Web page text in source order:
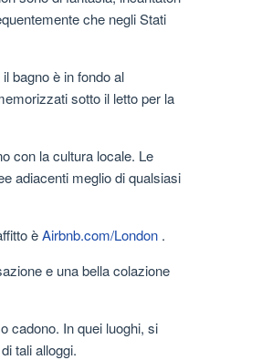
che negli Stati
bagno è in fondo al
sotto il letto per la
con la cultura locale. Le
adiacenti meglio di qualsiasi
èAirbnb.com/London .
e una bella colazione
cadono. In quei luoghi, si
tali alloggi.